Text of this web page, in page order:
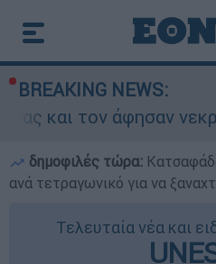
BREAKING NEWS:
νεκρό στο σημείο
δημοφιλές τώρα:
ανά τετραγωνικό για να
Τελευταία νέα και